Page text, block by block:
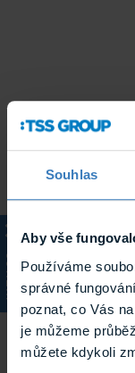
Souhlas
Aby vše
Používáme
správné
poznat, co Vás
je můžeme
můžete kdykoli
KATALOG